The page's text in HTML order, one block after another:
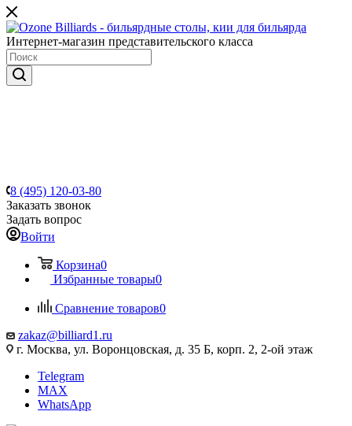
Интернет-магазин представительского класса
8 (495) 120-03-80
Заказать звонок
Задать вопрос
Войти
Корзина0
Избранные товары0
Сравнение товаров0
zakaz@billiard1.ru
г. Москва, ул. Воронцовская, д. 35 Б, корп. 2, 2-ой этаж
Telegram
MAX
WhatsApp